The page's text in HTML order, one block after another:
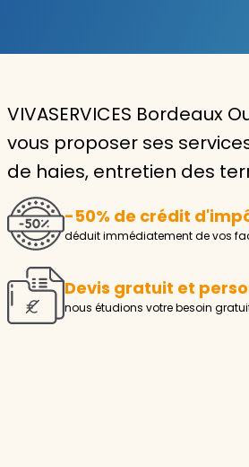
Aide à la personne
Seniors
Handicaps
Voir tous les services
VIVASERVICES Bordeaux
vous proposer ses
de haies, entretien des
-50% de crédit
déduit immédiatement de vos
Devis gratuit et
nous étudions votre besoin